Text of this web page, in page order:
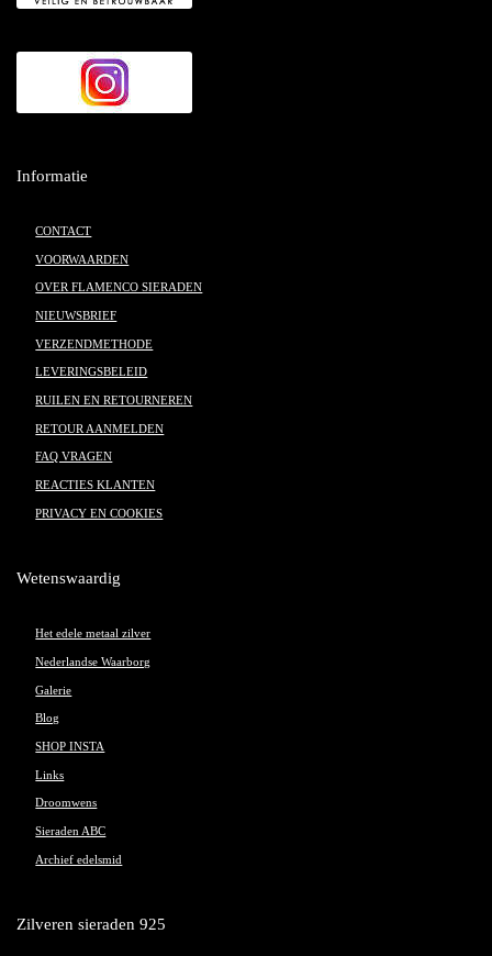
Informatie
CONTACT
VOORWAARDEN
OVER FLAMENCO SIERADEN
NIEUWSBRIEF
VERZENDMETHODE
LEVERINGSBELEID
RUILEN EN RETOURNEREN
RETOUR AANMELDEN
FAQ VRAGEN
REACTIES KLANTEN
PRIVACY EN COOKIES
Wetenswaardig
Het edele metaal zilver
Nederlandse Waarborg
Galerie
Blog
SHOP INSTA
Links
Droomwens
Sieraden ABC
Archief edelsmid
Zilveren sieraden 925